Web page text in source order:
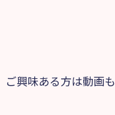
興味ある方は動画も